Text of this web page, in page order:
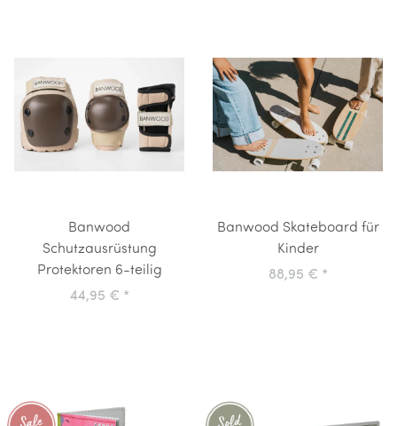
Banwood
Schutzausrüstung
Protektoren 6-teilig
44,95 € *
Banwood Skateboard für
Kinder
88,95 € *